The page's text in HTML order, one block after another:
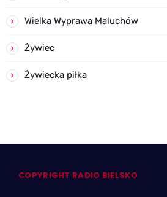
Wielka Wyprawa Maluchów
Żywiec
Żywiecka piłka
COPYRIGHT RADIO BIELSKO